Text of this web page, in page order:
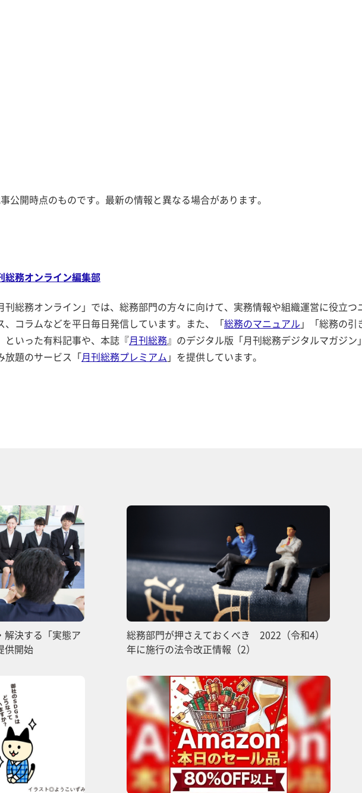
公開時点のものです。最新の情報と異なる場合があります。
総務オンライン編集部
刊総務オンライン」では、総務部門の方々に向けて、実務情報や組織運営に役立つ
、コラムなどを平日毎日発信しています。また、「総務のマニュアル 」「総務の引
といった有料記事や、本誌『月刊総務』のデジタル版「月刊総務デジタルマガジン
放題のサービス「月刊総務プレミアム 」を提供しています。
解決する「実態ア
供開始
総務部門が押さえておくべき 2022（令和4）
年に施行の法令改正情報（2）